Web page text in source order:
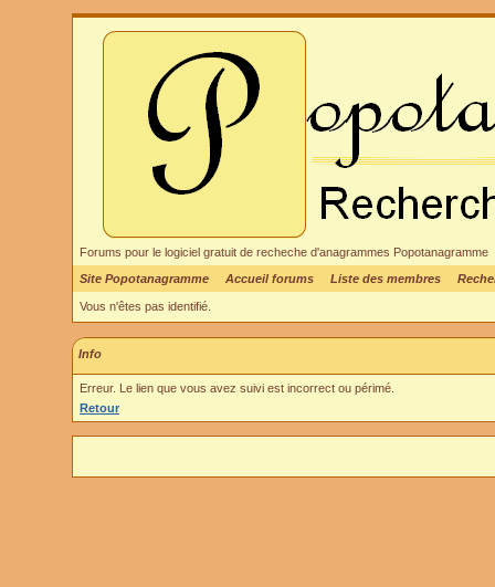
Forums pour le logiciel gratuit de recheche d'anagrammes Popotanagramme
Site Popotanagramme
Accueil forums Liste des membres
Vous n'êtes pas identifié.
Info
Erreur. Le lien que vous avez suivi est incorrect ou périmé.
Retour